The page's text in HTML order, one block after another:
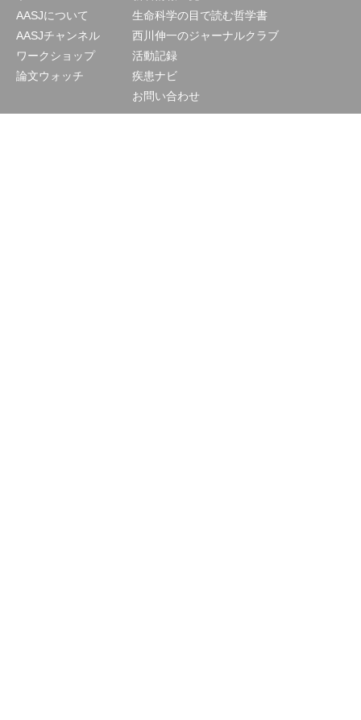
AASJについて
AASJチャンネル
ワークショップ
論文ウォッチ
生命科学の目で読む哲学書
西川伸一のジャーナルクラブ
活動記録
疾患ナビ
お問い合わせ